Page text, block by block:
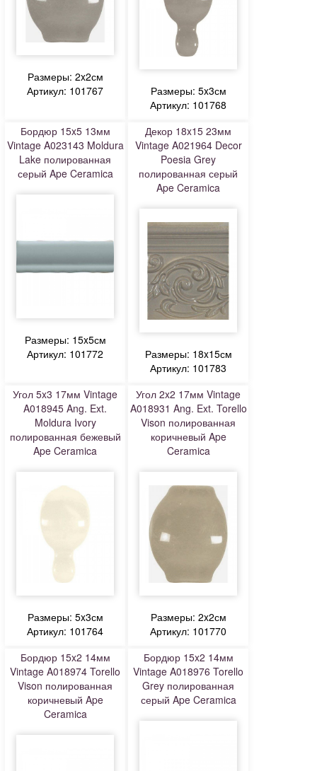
Размеры: 2x2см
Артикул: 101767
Размеры: 5x3см
Артикул: 101768
Бордюр 15x5 13мм
Vintage A023143 Moldura
Lake полированная
серый Ape Ceramica
Размеры: 15x5см
Артикул: 101772
Декор 18x15 23мм
Vintage A021964 Decor
Poesia Grey
полированная серый
Ape Ceramica
Размеры: 18x15см
Артикул: 101783
Угол 5x3 17мм Vintage
A018945 Ang. Ext.
Moldura Ivory
полированная бежевый
Ape Ceramica
Размеры: 5x3см
Артикул: 101764
Угол 2x2 17мм Vintage
A018931 Ang. Ext. Torello
Vison полированная
коричневый Ape
Ceramica
Размеры: 2x2см
Артикул: 101770
Бордюр 15x2 14мм
Vintage A018974 Torello
Vison полированная
коричневый Ape
Ceramica
Бордюр 15x2 14мм
Vintage A018976 Torello
Grey полированная
серый Ape Ceramica